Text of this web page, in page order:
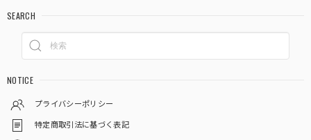
SEARCH
NOTICE
プライバシーポリシー
特定商取引法に基づく表記